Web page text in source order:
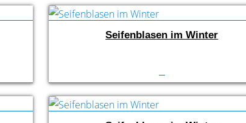
Seifenblasen im Winter